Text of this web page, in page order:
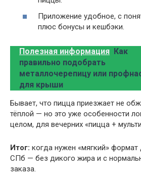
Приложение удобное, с
плюс бонусы и кешбэки.
Полезная информация Как
правильно подобрать
металлочерепицу или
для крыши
Бывает, что пицца приезжает не
тёплой — но это уже особенности
целом, для вечерних «пицца +
Итог: когда нужен «мягкий»
СПб — без дикого жира и с
заказа.